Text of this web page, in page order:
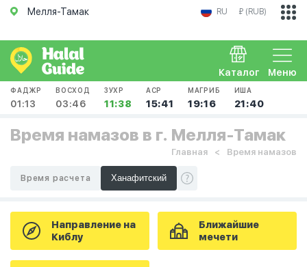
Мелля-Тамак RU ₽ (RUB)
Меню
Каталог
ФАДЖР
01:13
ВОСХОД
03:46
ЗУХР
11:38
АСР
15:41
МАГРИБ
19:16
ИША
21:40
Время намазов в г. Мелля-Тамак
Главная Время намазов
Время расчета
Направление на
Киблу
Ближайшие
мечети